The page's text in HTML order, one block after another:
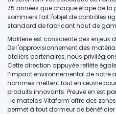
75 années que chaque étape de
sommiers fait l'objet de contrôles
standard de fabricant haut de
Maliterie est consciente des enjeux
De l'approvisionnement des
ateliers partenaires, nous
Cette direction appuyée reflète
l’impact environnemental de notre
hommes mettent tout en œuvre
produits innovants. Preuve en est
: le matelas Vitaform offre des
permet à tout dormeur de